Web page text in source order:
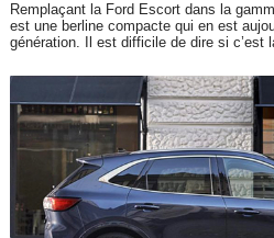
Remplaçant la Ford Escort dans la
est une berline compacte qui en est
génération. Il est difficile de dire si c’est